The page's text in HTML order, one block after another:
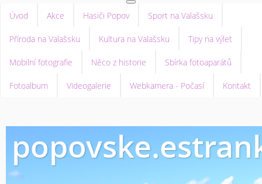
Úvod Akce Hasiči Popov Sport na Valašsku
Příroda na Valašsku Kultura na Valašsku Tipy na výlet
Mobilní fotografie Něco z historie Sbírka fotoaparátů
Fotoalbum Videogalerie Webkamera - Počasí Kontakt